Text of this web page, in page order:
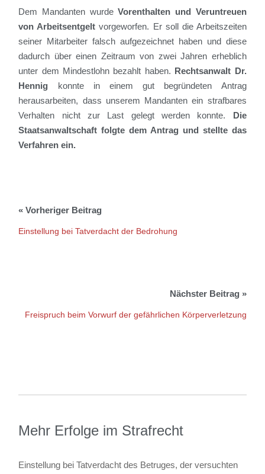
Dem Mandanten wurdeVorenthalten und Veruntreuen
von Arbeitsentgelt vorgeworfen. Er soll die Arbeitszeiten
seiner Mitarbeiter falsch aufgezeichnet haben und diese
dadurch über einen Zeitraum von zwei Jahren erheblich
unter dem Mindestlohn bezahlt haben. Rechtsanwalt Dr.
Hennig
konnte in einem gut begründeten Antrag
herausarbeiten, dass unserem Mandanten ein strafbares
Verhalten nicht zur Last gelegt werden konnte.
Die
Staatsanwaltschaft folgte dem Antrag und stellte das
Verfahren ein.
Einstellung bei Tatverdacht der Bedrohung
Freispruch beim Vorwurf der gefährlichen Körperverletzung
Mehr Erfolge im Strafrecht
Einstellung bei Tatverdacht des Betruges, der versuchten